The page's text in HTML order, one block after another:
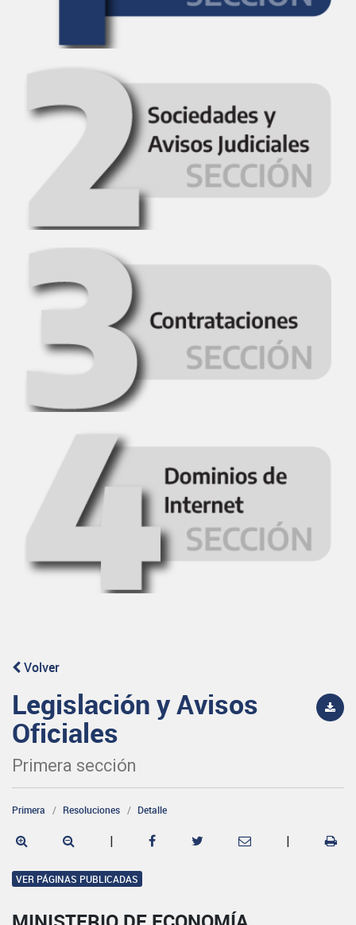
Volver
Legislación y Avisos
Oficiales
Primera sección
Primera Resoluciones Detalle
| |
VER PÁGINAS PUBLICADAS